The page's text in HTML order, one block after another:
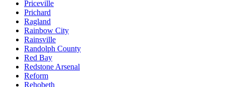
Priceville
Prichard
Ragland
Rainbow City
Rainsville
Randolph County
Red Bay
Redstone Arsenal
Reform
Rehobeth